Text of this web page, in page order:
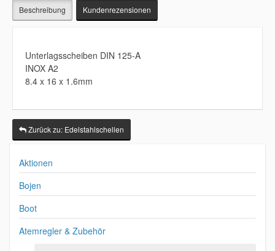
Beschreibung Kundenrezensionen
Unterlagsscheiben DIN 125-A
INOX A2
8.4 x 16 x 1.6mm
Zurück zu: Edelstahlschellen
Aktionen
Bojen
Boot
Atemregler & Zubehör